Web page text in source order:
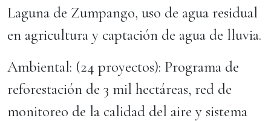
Laguna de Zumpango, uso de agua residual
en agricultura y captación de agua de lluvia.
Ambiental: (24 proyectos): Programa de
reforestación de 3 mil hectáreas, red de
monitoreo de la calidad del aire y sistema